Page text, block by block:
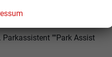
""Park Assist